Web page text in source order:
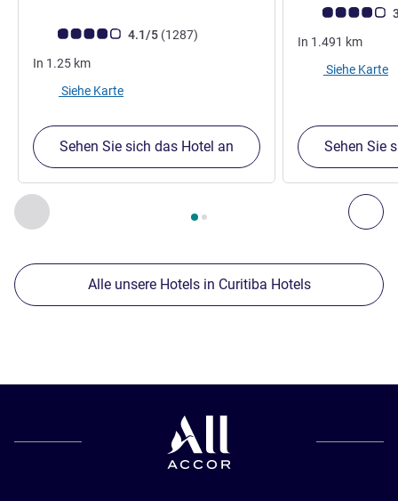
Zurück - Unsere anderen Etablissements in der Nähe
Seite , Unsere anderen Etablissements in der Nähe
Note Kundenmeinungen (Bewertung ALL)
4.1/5 (1287Bewertungen
)
In 1.25 km
Siehe Karte
Sehen Sie sich das Hotel an
Note
In 1.491 km
Siehe Karte
Sehen Sie
Alle unsere Hotels in Curitiba Hotels